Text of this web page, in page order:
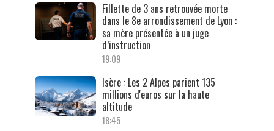
Fillette de 3 ans retrouvée morte
dans le 8e arrondissement de Lyon :
sa mère présentée à un juge
d’instruction
19:09
Isère : Les 2 Alpes parient 135
millions d'euros sur la haute
altitude
18:45